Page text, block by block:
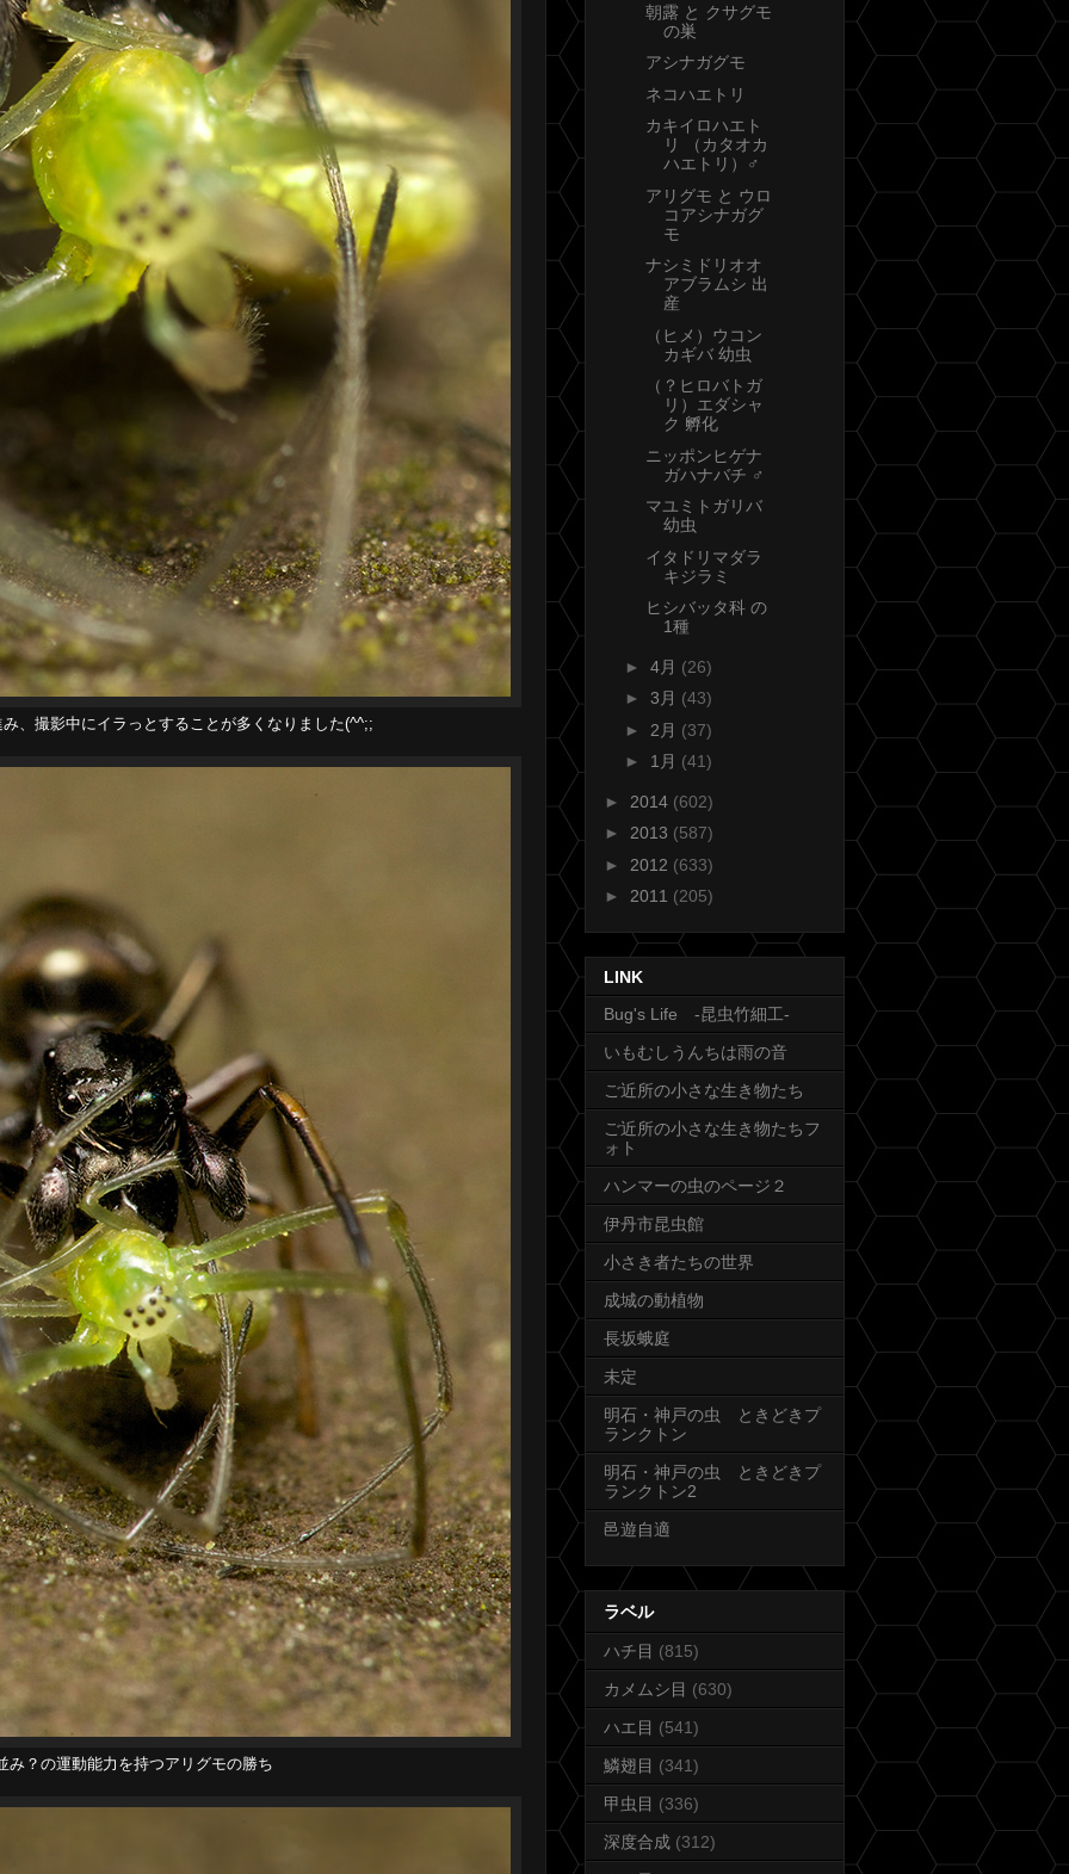
、撮影中にイラっとすることが多くなりました(^^;;
み？の運動能力を持つアリグモの勝ち
朝露 と クサグモ
の巣
アシナガグモ
ネコハエトリ
カキイロハエト
リ （カタオカ
ハエトリ）♂
アリグモ と ウロ
コアシナガグ
モ
ナシミドリオオ
アブラムシ 出
産
（ヒメ）ウコン
カギバ 幼虫
（？ヒロバトガ
リ）エダシャ
ク 孵化
ニッポンヒゲナ
ガハナバチ ♂
マユミトガリバ
幼虫
イタドリマダラ
キジラミ
ヒシバッタ科 の
1種
► 4月 (26)
► 3月 (43)
► 2月 (37)
► 1月 (41)
► 2014 (602)
► 2013 (587)
► 2012 (633)
► 2011 (205)
LINK
Bug's Life -昆虫竹細工-
いもむしうんちは雨の音
ご近所の小さな生き物たち
ご近所の小さな生き物たちフ
ォト
ハンマーの虫のページ２
伊丹市昆虫館
小さき者たちの世界
成城の動植物
長坂蛾庭
未定
明石・神戸の虫 ときどきプ
ランクトン
明石・神戸の虫 ときどきプ
ランクトン2
邑遊自適
ラベル
ハチ目 (815)
カメムシ目 (630)
ハエ目 (541)
鱗翅目 (341)
甲虫目 (336)
深度合成 (312)